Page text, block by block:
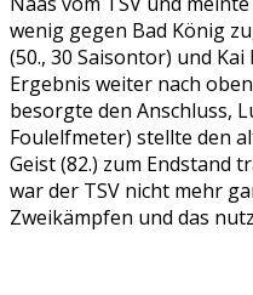
wenig gegen Bad König
(50., 30 Saisontor) und
Ergebnis weiter nach
besorgte den Anschluss,
Foulelfmeter) stellte den
Geist (82.) zum Endstand
war der TSV nicht mehr
Zweikämpfen und das